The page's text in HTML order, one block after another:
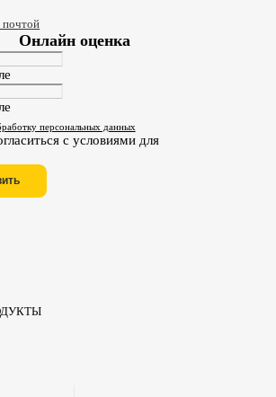
почтой
Онлайн оценка
персональных данных
с условиями для